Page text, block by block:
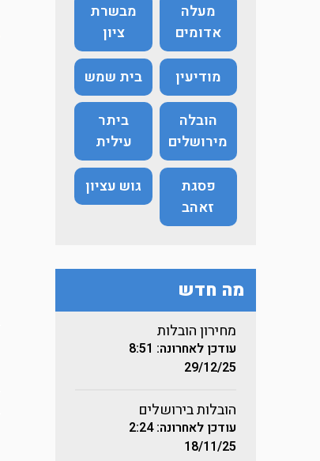
מעלה
אדומים
מבשרת
ציון
מודיעין בית שמש
הובלה
מירושלים
ביתר
עילית
פסגת
זאהב
גוש עציון
מה חדש
מחירון הובלות
עודכן לאחרונה: 8:51
29/12/25
הובלות בירושלים
עודכן לאחרונה: 2:24
18/11/25